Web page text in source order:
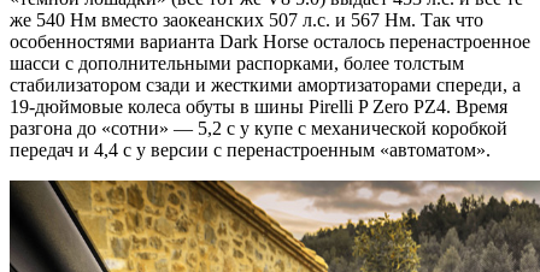
же 540 Нм вместо заокеанских 507 л.с. и 567 Нм. Так что
особенностями варианта Dark Horse осталось перенастроенное
шасси с дополнительными распорками, более толстым
стабилизатором сзади и жесткими амортизаторами спереди, а
19-дюймовые колеса обуты в шины Pirelli P Zero PZ4. Время
разгона до «сотни» — 5,2 с у купе с механической коробкой
передач и 4,4 с у версии с перенастроенным «автоматом».